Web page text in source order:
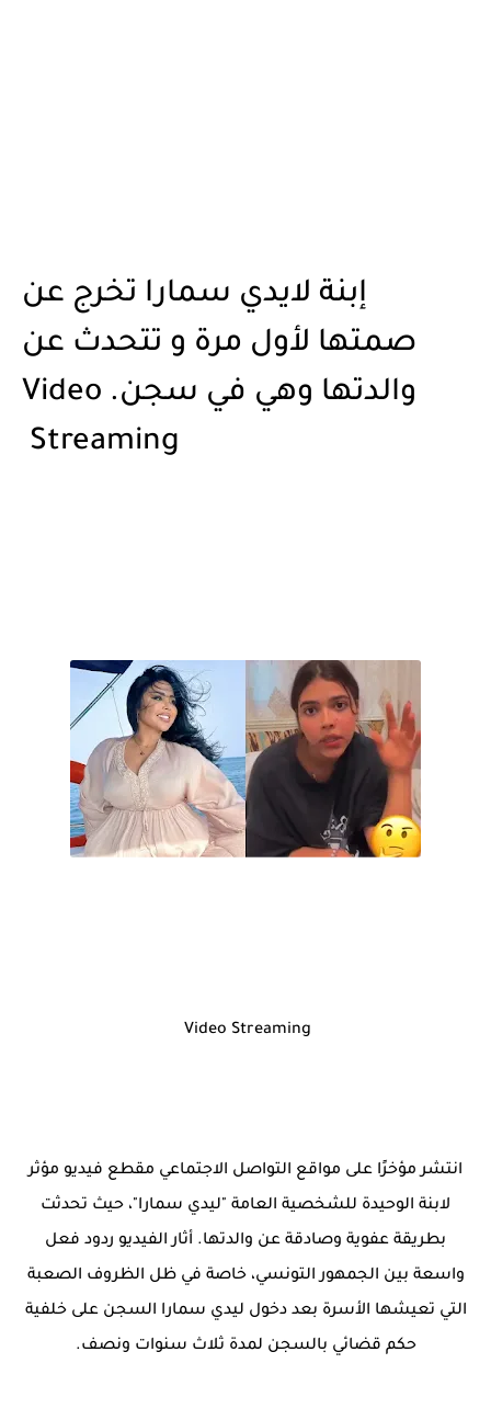
إبنة لايدي سمارا تخرج عن
صمتها لأول مرة و تتحدث عن
والدتها وهي في سجن. Video
Streaming
Video Streaming
انتشر مؤخرًا على مواقع التواصل الاجتماعي مقطع فيديو مؤثر
لابنة الوحيدة للشخصية العامة "ليدي سمارا"، حيث تحدثت
بطريقة عفوية وصادقة عن والدتها. أثار الفيديو ردود فعل
واسعة بين الجمهور التونسي، خاصة في ظل الظروف الصعبة
التي تعيشها الأسرة بعد دخول ليدي سمارا السجن على خلفية
حكم قضائي بالسجن لمدة ثلاث سنوات ونصف.